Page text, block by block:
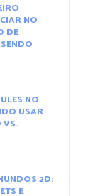
NO
DE
NO
USAR
VS.
2D:
E